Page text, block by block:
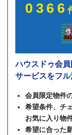
0366
ハウスドゥ会員
サービスをフル
会員限定物件
希望条件、チ
お気に入り物
希望に合った